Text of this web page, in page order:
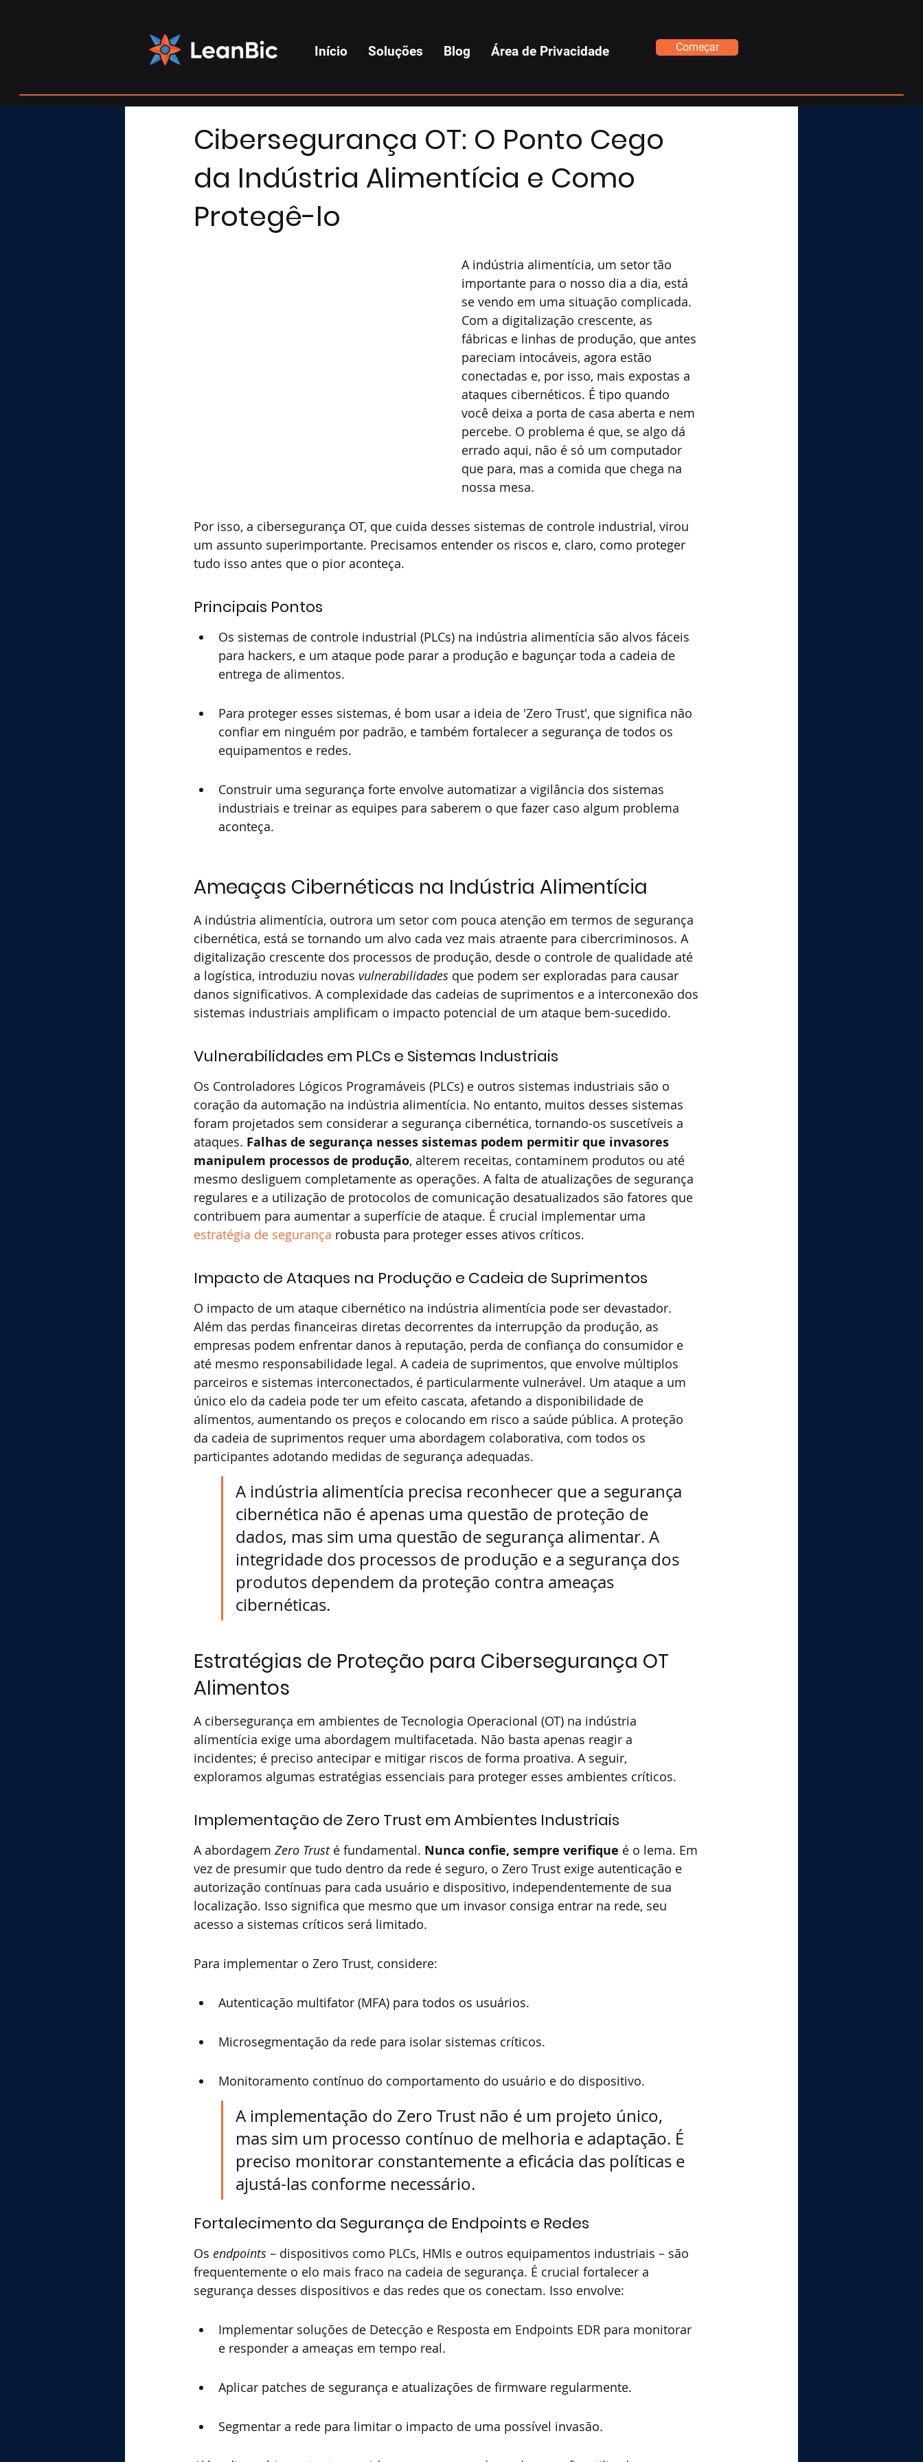
Início Soluções Blog Área de Privacidade Começar
Cibersegurança OT: O Ponto Cego
da Indústria Alimentícia e Como
Protegê-lo
A indústria alimentícia, um setor tão
importante para o nosso dia a dia, está
se vendo em uma situação complicada.
Com a digitalização crescente, as
fábricas e linhas de produção, que antes
pareciam intocáveis, agora estão
conectadas e, por isso, mais expostas a
ataques cibernéticos. É tipo quando
você deixa a porta de casa aberta e nem
percebe. O problema é que, se algo dá
errado aqui, não é só um computador
que para, mas a comida que chega na
nossa mesa.
Por isso, a cibersegurança OT, que cuida desses sistemas de controle industrial, virou
um assunto superimportante. Precisamos entender os riscos e, claro, como proteger
tudo isso antes que o pior aconteça.
Principais Pontos
Os sistemas de controle industrial (PLCs) na indústria alimentícia são alvos fáceis
para hackers, e um ataque pode parar a produção e bagunçar toda a cadeia de
entrega de alimentos.
Para proteger esses sistemas, é bom usar a ideia de 'Zero Trust', que significa não
confiar em ninguém por padrão, e também fortalecer a segurança de todos os
equipamentos e redes.
Construir uma segurança forte envolve automatizar a vigilância dos sistemas
industriais e treinar as equipes para saberem o que fazer caso algum problema
aconteça.
Ameaças Cibernéticas na Indústria Alimentícia
A indústria alimentícia, outrora um setor com pouca atenção em termos de segurança
cibernética, está se tornando um alvo cada vez mais atraente para cibercriminosos. A
digitalização crescente dos processos de produção, desde o controle de qualidade até
a logística, introduziu novas vulnerabilidades que podem ser exploradas para causar
danos significativos. A complexidade das cadeias de suprimentos e a interconexão dos
sistemas industriais amplificam o impacto potencial de um ataque bem-sucedido.
Vulnerabilidades em PLCs e Sistemas Industriais
Os Controladores Lógicos Programáveis (PLCs) e outros sistemas industriais são o
coração da automação na indústria alimentícia. No entanto, muitos desses sistemas
foram projetados sem considerar a segurança cibernética, tornando-os suscetíveis a
ataques. Falhas de segurança nesses sistemas podem permitir que invasores
manipulem processos de produção, alterem receitas, contaminem produtos ou até
mesmo desliguem completamente as operações. A falta de atualizações de segurança
regulares e a utilização de protocolos de comunicação desatualizados são fatores que
contribuem para aumentar a superfície de ataque. É crucial implementar uma
estratégia de segurança robusta para proteger esses ativos críticos.
Impacto de Ataques na Produção e Cadeia de Suprimentos
O impacto de um ataque cibernético na indústria alimentícia pode ser devastador.
Além das perdas financeiras diretas decorrentes da interrupção da produção, as
empresas podem enfrentar danos à reputação, perda de confiança do consumidor e
até mesmo responsabilidade legal. A cadeia de suprimentos, que envolve múltiplos
parceiros e sistemas interconectados, é particularmente vulnerável. Um ataque a um
único elo da cadeia pode ter um efeito cascata, afetando a disponibilidade de
alimentos, aumentando os preços e colocando em risco a saúde pública. A proteção
da cadeia de suprimentos requer uma abordagem colaborativa, com todos os
participantes adotando medidas de segurança adequadas.
A indústria alimentícia precisa reconhecer que a segurança
cibernética não é apenas uma questão de proteção de
dados, mas sim uma questão de segurança alimentar. A
integridade dos processos de produção e a segurança dos
produtos dependem da proteção contra ameaças
cibernéticas.
Estratégias de Proteção para Cibersegurança OT
Alimentos
A cibersegurança em ambientes de Tecnologia Operacional (OT) na indústria
alimentícia exige uma abordagem multifacetada. Não basta apenas reagir a
incidentes; é preciso antecipar e mitigar riscos de forma proativa. A seguir,
exploramos algumas estratégias essenciais para proteger esses ambientes críticos.
Implementação de Zero Trust em Ambientes Industriais
A abordagem Zero Trust é fundamental. Nunca confie, sempre verifique é o lema. Em
vez de presumir que tudo dentro da rede é seguro, o Zero Trust exige autenticação e
autorização contínuas para cada usuário e dispositivo, independentemente de sua
localização. Isso significa que mesmo que um invasor consiga entrar na rede, seu
acesso a sistemas críticos será limitado.
Para implementar o Zero Trust, considere:
Autenticação multifator (MFA) para todos os usuários.
Microsegmentação da rede para isolar sistemas críticos.
Monitoramento contínuo do comportamento do usuário e do dispositivo.
A implementação do Zero Trust não é um projeto único,
mas sim um processo contínuo de melhoria e adaptação. É
preciso monitorar constantemente a eficácia das políticas e
ajustá-las conforme necessário.
Fortalecimento da Segurança de Endpoints e Redes
Os endpoints – dispositivos como PLCs, HMIs e outros equipamentos industriais – são
frequentemente o elo mais fraco na cadeia de segurança. É crucial fortalecer a
segurança desses dispositivos e das redes que os conectam. Isso envolve:
Implementar soluções de Detecção e Resposta em Endpoints EDR para monitorar
e responder a ameaças em tempo real.
Aplicar patches de segurança e atualizações de firmware regularmente.
Segmentar a rede para limitar o impacto de uma possível invasão.